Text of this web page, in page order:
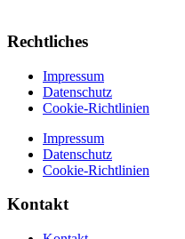
Rechtliches
Impressum
Datenschutz
Cookie-Richtlinien
Impressum
Datenschutz
Cookie-Richtlinien
Kontakt